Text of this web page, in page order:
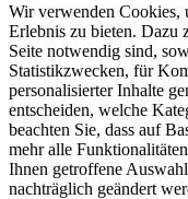
Wir verwenden Cookies,
Erlebnis zu bieten. Dazu
Seite notwendig sind,
Statistikzwecken, für
personalisierter Inhalte
entscheiden, welche
beachten Sie, dass auf
mehr alle
Ihnen getroffene
nachträglich geändert